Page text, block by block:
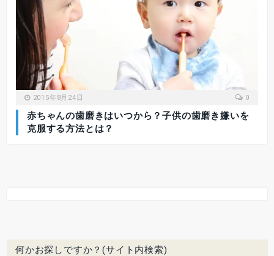
2015年8月24日 0
赤ちゃんの歯磨きはいつから？子供の歯磨き嫌いを
克服する方法とは？
何かお探しですか？(サイト内検索)